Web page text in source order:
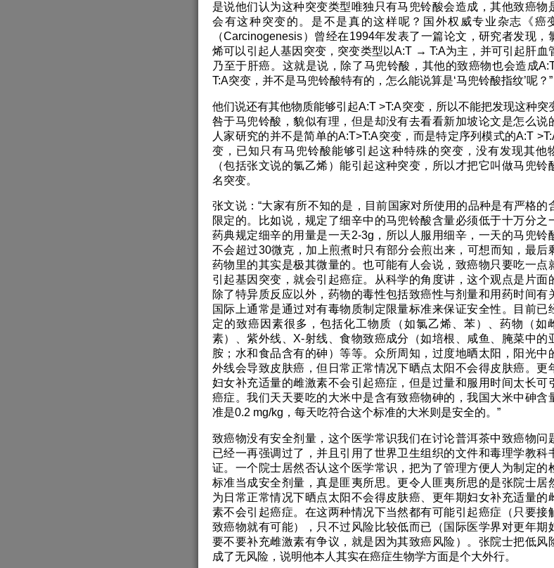
是说他们认为这种突变类型唯独只有马兜铃酸会造成，其他致癌物
会有这种突变的。是不是真的这样呢？国外权威专业杂志《癌
（Carcinogenesis）曾经在1994年发表了一篇论文，研究者发现，
烯可以引起人基因突变，突变类型以A:T → T:A为主，并可引起肝血
乃至于肝癌。这就是说，除了马兜铃酸，其他的致癌物也会造成
T:A突变，并不是马兜铃酸特有的，怎么能说算是‘马兜铃酸指纹’呢？”
他们说还有其他物质能够引起A:T >T:A突变，所以不能把发现这种突
咎于马兜铃酸，貌似有理，但是却没有去看看新加坡论文是怎么说
人家研究的并不是简单的A:T>T:A突变，而是特定序列模式的A:T
变，已知只有马兜铃酸能够引起这种特殊的突变，没有发现其他
（包括张文说的氯乙烯）能引起这种突变，所以才把它叫做马兜铃
名突变。
张文说：“大家有所不知的是，目前国家对所使用的品种是有严格的
限定的。比如说，规定了细辛中的马兜铃酸含量必须低于十万分之
药典规定细辛的用量是一天2-3g，所以人服用细辛，一天的马兜铃
不会超过30微克，加上煎煮时只有部分会煎出来，可想而知，最后
药物里的其实是极其微量的。也可能有人会说，致癌物只要吃一点
引起基因突变，就会引起癌症。从科学的角度讲，这个观点是片面
除了特异质反应以外，药物的毒性包括致癌性与剂量和用药时间有
国际上通常是通过对有毒物质制定限量标准来保证安全性。目前已
定的致癌因素很多，包括化工物质（如氯乙烯、苯）、药物（如
素）、紫外线、X-射线、食物致癌成分（如培根、咸鱼、腌菜中的
胺；水和食品含有的砷）等等。众所周知，过度地晒太阳，阳光中
外线会导致皮肤癌，但日常正常情况下晒点太阳不会得皮肤癌。更
妇女补充适量的雌激素不会引起癌症，但是过量和服用时间太长可
癌症。我们天天要吃的大米中是含有致癌物砷的，我国大米中砷含
准是0.2 mg/kg，每天吃符合这个标准的大米则是安全的。”
致癌物没有安全剂量，这个医学常识我们在讨论普洱茶中致癌物问
已经一再强调过了，并且引用了世界卫生组织的文件和毒理学教科
证。一个院士居然否认这个医学常识，把为了管理方便人为制定的
标准当成安全剂量，真是匪夷所思。更令人匪夷所思的是张院士居
为日常正常情况下晒点太阳不会得皮肤癌、更年期妇女补充适量的
素不会引起癌症。在这两种情况下当然都有可能引起癌症（只要接
致癌物就有可能），只不过风险比较低而已（国际医学界对更年期
要不要补充雌激素有争议，就是因为其致癌风险）。张院士把低风
成了无风险，说明他本人其实在癌症生物学方面是个大外行。